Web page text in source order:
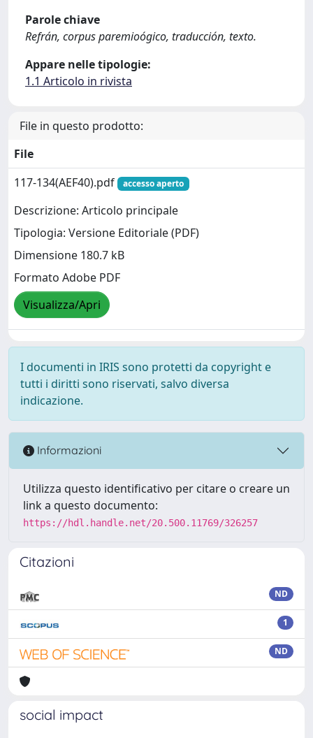
Parole chiave
Refrán, corpus paremioógico, traducción, texto.
Appare nelle tipologie:
1.1 Articolo in rivista
File in questo prodotto:
File
117-134(AEF40).pdf
accesso aperto
Descrizione: Articolo principale
Tipologia: Versione Editoriale (PDF)
Dimensione 180.7 kB
Formato Adobe PDF
Visualizza/Apri
I documenti in IRIS sono protetti da copyright e
tutti i diritti sono riservati, salvo diversa
indicazione.
Informazioni
Utilizza questo identificativo per citare o creare un
link a questo documento:
https://hdl.handle.net/20.500.11769/326257
Citazioni
ND
1
ND
social impact